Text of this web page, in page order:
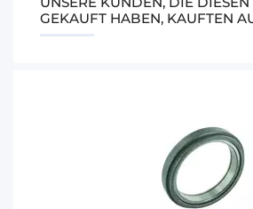
GEKAUFT HABEN, KAUFTEN